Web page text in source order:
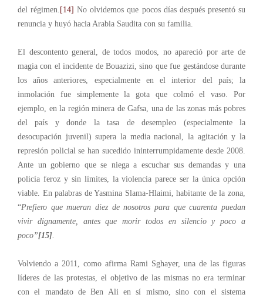
del régimen. [14] No olvidemos que pocos días después presentó su
renuncia y huyó hacia Arabia Saudita con su familia.
El descontento general, de todos modos, no apareció por arte de
magia con el incidente de Bouazizi, sino que fue gestándose durante
los años anteriores, especialmente en el interior del país; la
inmolación fue simplemente la gota que colmó el vaso. Por
ejemplo, en la región minera de Gafsa, una de las zonas más pobres
del país y donde la tasa de desempleo (especialmente la
desocupación juvenil) supera la media nacional, la agitación y la
represión policial se han sucedido ininterrumpidamente desde 2008.
Ante un gobierno que se niega a escuchar sus demandas y una
policía feroz y sin límites, la violencia parece ser la única opción
viable. En palabras de Yasmina Slama-Hlaimi, habitante de la zona,
“Prefiero que mueran diez de nosotros para que cuarenta puedan
vivir dignamente, antes que morir todos en silencio y poco a
poco”[15].
Volviendo a 2011, como afirma Rami Sghayer, una de las figuras
líderes de las protestas, el objetivo de las mismas no era terminar
con el mandato de Ben Ali en sí mismo, sino con el sistema